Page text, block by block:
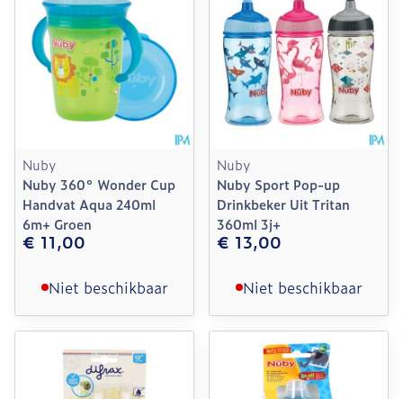
Nuby
Nuby 360° Wonder Cup
Handvat Aqua 240ml
6m+ Groen
€ 11,00
Niet beschikbaar
Nuby
Nuby Sport Pop-up
Drinkbeker Uit Tritan
360ml 3j+
€ 13,00
Niet beschikbaar